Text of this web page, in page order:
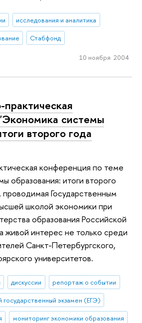
исследования и аналитика
Стабфонд
10 ноября 2004
системы
второго года
конференция по теме
образования: итоги второго
проводимая Государственным
школой экономики при
образования Российской
живой интерес не только среди
Санкт-Петербургского,
университетов.
дискуссии
репортаж о событии
государственный экзамен (ЕГЭ)
мониторинг экономики образования